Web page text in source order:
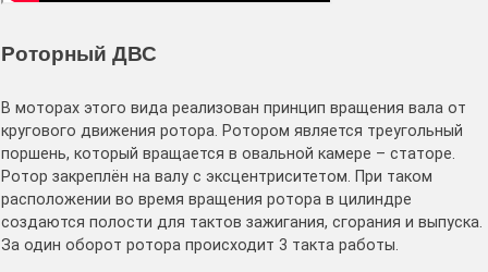
Роторный ДВС
В моторах этого вида реализован принцип вращения вала от
кругового движения ротора. Ротором является треугольный
поршень, который вращается в овальной камере – статоре.
Ротор закреплён на валу с эксцентриситетом. При таком
расположении во время вращения ротора в цилиндре
создаются полости для тактов зажигания, сгорания и выпуска.
За один оборот ротора происходит 3 такта работы.